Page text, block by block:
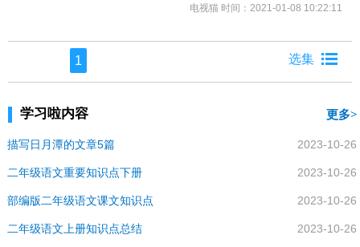
电视猫时间：2021-01-08 10:22:11
1
学习啦内容 更多
2023-10-26
描写日月潭的文章5篇
2023-10-26
二年级语文重要知识点下册
2023-10-26
部编版二年级语文课文知识点
2023-10-26
二年级语文上册知识点总结